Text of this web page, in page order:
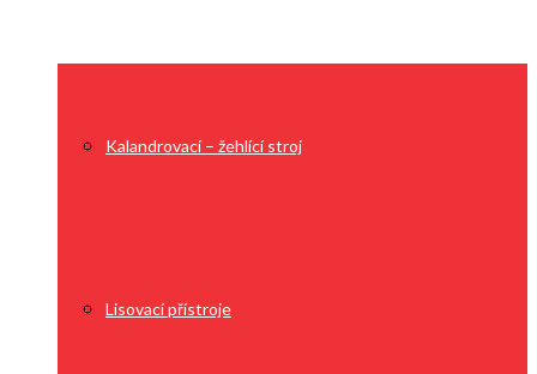
Kalandrovací – žehlící stroj
Lisovací přístroje